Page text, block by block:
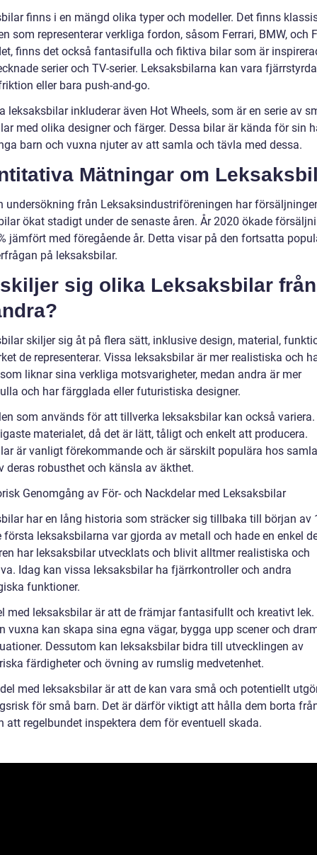
finns i en mängd olika typer och modeller. Det finns
som representerar verkliga fordon, såsom Ferrari, BMW, och
finns det också fantasifulla och fiktiva bilar som är
serier och TV-serier. Leksaksbilarna kan vara
eller bara push-and-go.
leksaksbilar inkluderar även Hot Wheels, som är en serie av
med olika designer och färger. Dessa bilar är kända för sin
barn och vuxna njuter av att samla och tävla med dessa.
Mätningar om
undersökning från Leksaksindustriföreningen har
ökat stadigt under de senaste åren. År 2020 ökade
jämfört med föregående år. Detta visar på den fortsatta
på leksaksbilar.
sig olika Leksaksbilar från
skiljer sig åt på flera sätt, inklusive design, material,
de representerar. Vissa leksaksbilar är mer realistiska och
liknar sina verkliga motsvarigheter, medan andra är mer
och har färgglada eller futuristiska designer.
som används för att tillverka leksaksbilar kan också
materialet, då det är lätt, tåligt och enkelt att producera.
är vanligt förekommande och är särskilt populära hos
deras robusthet och känsla av äkthet.
Genomgång av För- och Nackdelar med Leksaksbilar
har en lång historia som sträcker sig tillbaka till början av
första leksaksbilarna var gjorda av metall och hade en enkel
har leksaksbilar utvecklats och blivit alltmer realistiska och
Idag kan vissa leksaksbilar ha fjärrkontroller och andra
funktioner.
med leksaksbilar är att de främjar fantasifullt och kreativt lek.
vuxna kan skapa sina egna vägar, bygga upp scener och
Dessutom kan leksaksbilar bidra till utvecklingen av
färdigheter och övning av rumslig medvetenhet.
med leksaksbilar är att de kan vara små och potentiellt
för små barn. Det är därför viktigt att hålla dem borta
att regelbundet inspektera dem för eventuell skada.